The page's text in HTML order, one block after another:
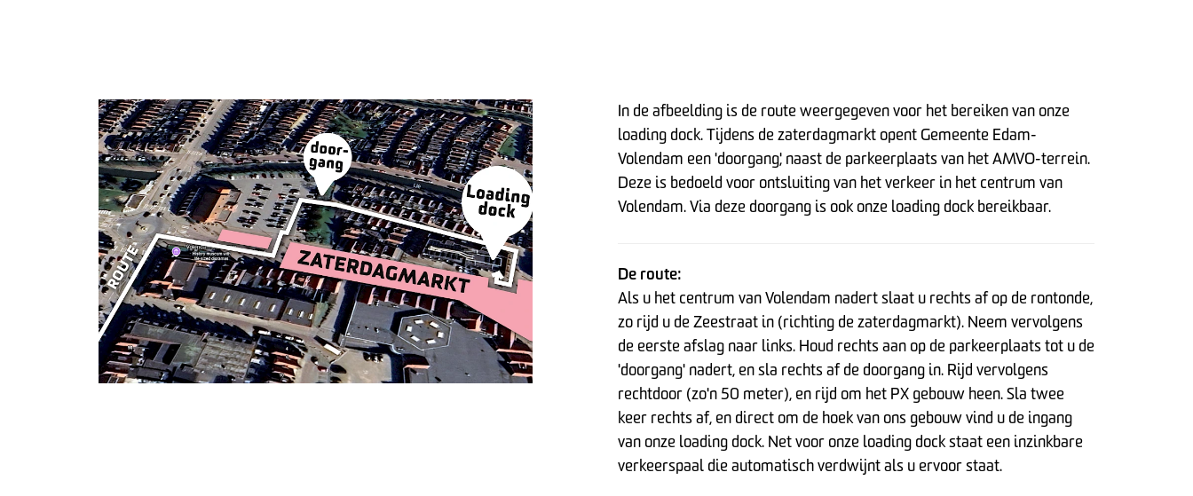
In de afbeelding is de route weergegeven voor het bereiken van onze
loading dock. Tijdens de zaterdagmarkt opent Gemeente Edam-
Volendam een 'doorgang', naast de parkeerplaats van het AMVO-terrein.
Deze is bedoeld voor ontsluiting van het verkeer in het centrum van
Volendam. Via deze doorgang is ook onze loading dock bereikbaar.
De route:
Als u het centrum van Volendam nadert slaat u rechts af op de rontonde,
zo rijd u de Zeestraat in (richting de zaterdagmarkt). Neem vervolgens
de eerste afslag naar links. Houd rechts aan op de parkeerplaats tot u de
'doorgang' nadert, en sla rechts af de doorgang in. Rijd vervolgens
rechtdoor (zo'n 50 meter), en rijd om het PX gebouw heen. Sla twee
keer rechts af, en direct om de hoek van ons gebouw vind u de ingang
van onze loading dock. Net voor onze loading dock staat een inzinkbare
verkeerspaal die automatisch verdwijnt als u ervoor staat.